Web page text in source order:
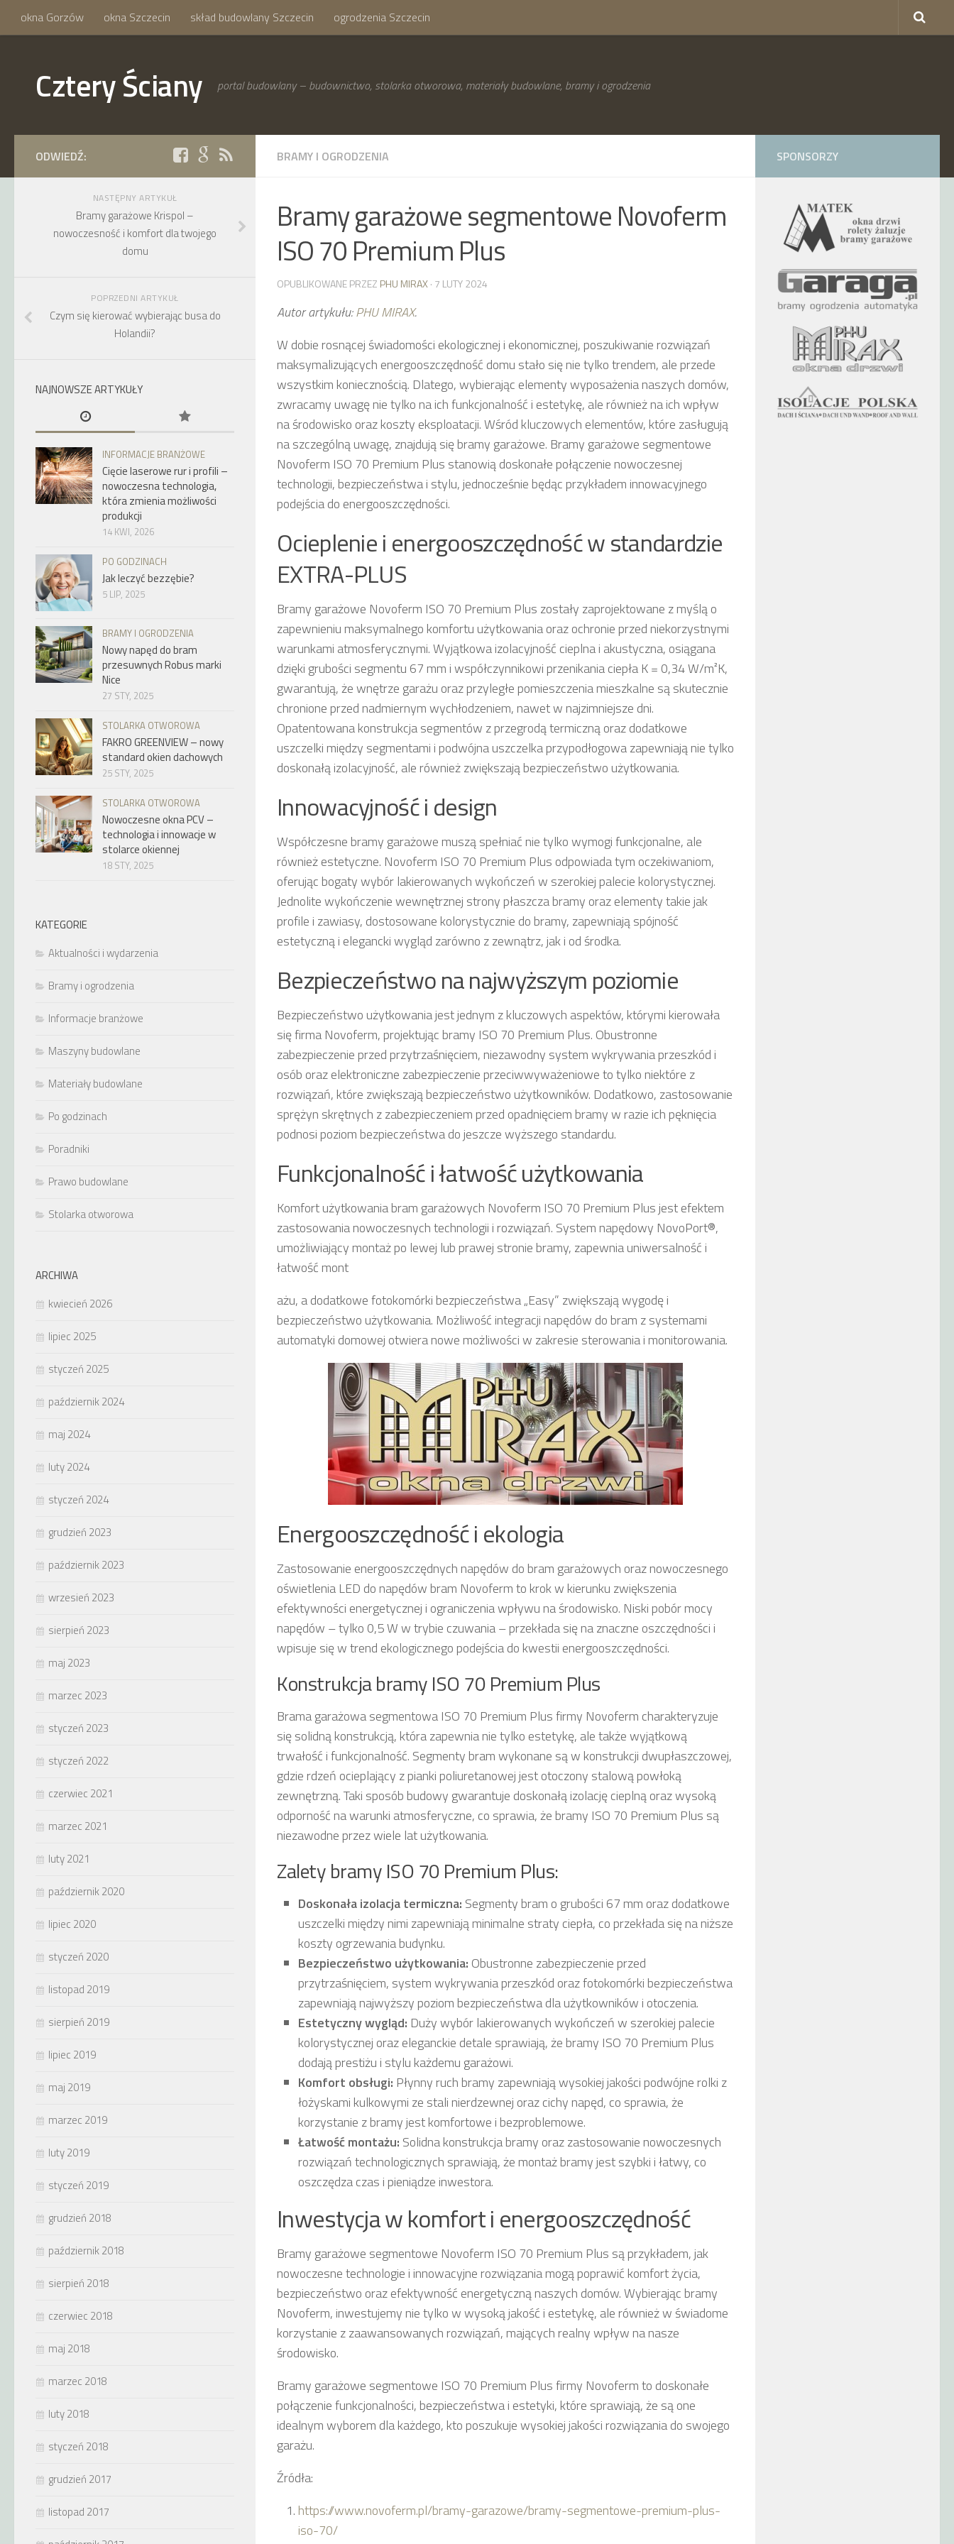
okna Gorzów okna Szczecin skład budowlany Szczecin ogrodzenia Szczecin
Cztery Ściany portal budowlany – budownictwo, stolarka otworowa, materiały budowlane, bramy i ogrodzenia
BRAMY I OGRODZENIA
Bramy garażowe segmentowe Novoferm
ISO 70 Premium Plus
OPUBLIKOWANE PRZEZ PHU MIRAX· 7 LUTY 2024
Autor artykułu:PHU MIRAX.
W dobie rosnącej świadomości ekologicznej i ekonomicznej, poszukiwanie rozwiązań
maksymalizujących energooszczędność domu stało się nie tylko trendem, ale przede
wszystkim koniecznością. Dlatego, wybierając elementy wyposażenia naszych domów,
zwracamy uwagę nie tylko na ich funkcjonalność i estetykę, ale również na ich wpływ
na środowisko oraz koszty eksploatacji. Wśród kluczowych elementów, które zasługują
na szczególną uwagę, znajdują się bramy garażowe. Bramy garażowe segmentowe
Novoferm ISO 70 Premium Plus stanowią doskonałe połączenie nowoczesnej
technologii, bezpieczeństwa i stylu, jednocześnie będąc przykładem innowacyjnego
podejścia do energooszczędności.
Ocieplenie i energooszczędność w standardzie
EXTRA-PLUS
Bramy garażowe Novoferm ISO 70 Premium Plus zostały zaprojektowane z myślą o
zapewnieniu maksymalnego komfortu użytkowania oraz ochronie przed niekorzystnymi
warunkami atmosferycznymi. Wyjątkowa izolacyjność cieplna i akustyczna, osiągana
dzięki grubości segmentu 67 mm i współczynnikowi przenikania ciepła K = 0,34 W/m²K,
gwarantują, że wnętrze garażu oraz przyległe pomieszczenia mieszkalne są skutecznie
chronione przed nadmiernym wychłodzeniem, nawet w najzimniejsze dni.
Opatentowana konstrukcja segmentów z przegrodą termiczną oraz dodatkowe
uszczelki między segmentami i podwójna uszczelka przypodłogowa zapewniają nie tylko
doskonałą izolacyjność, ale również zwiększają bezpieczeństwo użytkowania.
Innowacyjność i design
Współczesne bramy garażowe muszą spełniać nie tylko wymogi funkcjonalne, ale
również estetyczne. Novoferm ISO 70 Premium Plus odpowiada tym oczekiwaniom,
oferując bogaty wybór lakierowanych wykończeń w szerokiej palecie kolorystycznej.
Jednolite wykończenie wewnętrznej strony płaszcza bramy oraz elementy takie jak
profile i zawiasy, dostosowane kolorystycznie do bramy, zapewniają spójność
estetyczną i elegancki wygląd zarówno z zewnątrz, jak i od środka.
Bezpieczeństwo na najwyższym poziomie
Bezpieczeństwo użytkowania jest jednym z kluczowych aspektów, którymi kierowała
się firma Novoferm, projektując bramy ISO 70 Premium Plus. Obustronne
zabezpieczenie przed przytrzaśnięciem, niezawodny system wykrywania przeszkód i
osób oraz elektroniczne zabezpieczenie przeciwwyważeniowe to tylko niektóre z
rozwiązań, które zwiększają bezpieczeństwo użytkowników. Dodatkowo, zastosowanie
sprężyn skrętnych z zabezpieczeniem przed opadnięciem bramy w razie ich pęknięcia
podnosi poziom bezpieczeństwa do jeszcze wyższego standardu.
Funkcjonalność i łatwość użytkowania
Komfort użytkowania bram garażowych Novoferm ISO 70 Premium Plus jest efektem
zastosowania nowoczesnych technologii i rozwiązań. System napędowy NovoPort®,
umożliwiający montaż po lewej lub prawej stronie bramy, zapewnia uniwersalność i
łatwość mont
ażu, a dodatkowe fotokomórki bezpieczeństwa „Easy” zwiększają wygodę i
bezpieczeństwo użytkowania. Możliwość integracji napędów do bram z systemami
automatyki domowej otwiera nowe możliwości w zakresie sterowania i monitorowania.
Energooszczędność i ekologia
Zastosowanie energooszczędnych napędów do bram garażowych oraz nowoczesnego
oświetlenia LED do napędów bram Novoferm to krok w kierunku zwiększenia
efektywności energetycznej i ograniczenia wpływu na środowisko. Niski pobór mocy
napędów – tylko 0,5 W w trybie czuwania – przekłada się na znaczne oszczędności i
wpisuje się w trend ekologicznego podejścia do kwestii energooszczędności.
Konstrukcja bramy ISO 70 Premium Plus
Brama garażowa segmentowa ISO 70 Premium Plus firmy Novoferm charakteryzuje
się solidną konstrukcją, która zapewnia nie tylko estetykę, ale także wyjątkową
trwałość i funkcjonalność. Segmenty bram wykonane są w konstrukcji dwupłaszczowej,
gdzie rdzeń ocieplający z pianki poliuretanowej jest otoczony stalową powłoką
zewnętrzną. Taki sposób budowy gwarantuje doskonałą izolację cieplną oraz wysoką
odporność na warunki atmosferyczne, co sprawia, że bramy ISO 70 Premium Plus są
niezawodne przez wiele lat użytkowania.
Zalety bramy ISO 70 Premium Plus:
Doskonała izolacja termiczna: Segmenty bram o grubości 67 mm oraz dodatkowe
uszczelki między nimi zapewniają minimalne straty ciepła, co przekłada się na niższe
koszty ogrzewania budynku.
Bezpieczeństwo użytkowania: Obustronne zabezpieczenie przed
przytrzaśnięciem, system wykrywania przeszkód oraz fotokomórki bezpieczeństwa
zapewniają najwyższy poziom bezpieczeństwa dla użytkowników i otoczenia.
Estetyczny wygląd: Duży wybór lakierowanych wykończeń w szerokiej palecie
kolorystycznej oraz eleganckie detale sprawiają, że bramy ISO 70 Premium Plus
dodają prestiżu i stylu każdemu garażowi.
Komfort obsługi: Płynny ruch bramy zapewniają wysokiej jakości podwójne rolki z
łożyskami kulkowymi ze stali nierdzewnej oraz cichy napęd, co sprawia, że
korzystanie z bramy jest komfortowe i bezproblemowe.
Łatwość montażu: Solidna konstrukcja bramy oraz zastosowanie nowoczesnych
rozwiązań technologicznych sprawiają, że montaż bramy jest szybki i łatwy, co
oszczędza czas i pieniądze inwestora.
Inwestycja w komfort i energooszczędność
Bramy garażowe segmentowe Novoferm ISO 70 Premium Plus są przykładem, jak
nowoczesne technologie i innowacyjne rozwiązania mogą poprawić komfort życia,
bezpieczeństwo oraz efektywność energetyczną naszych domów. Wybierając bramy
Novoferm, inwestujemy nie tylko w wysoką jakość i estetykę, ale również w świadome
korzystanie z zaawansowanych rozwiązań, mających realny wpływ na nasze
środowisko.
Bramy garażowe segmentowe ISO 70 Premium Plus firmy Novoferm to doskonałe
połączenie funkcjonalności, bezpieczeństwa i estetyki, które sprawiają, że są one
idealnym wyborem dla każdego, kto poszukuje wysokiej jakości rozwiązania do swojego
garażu.
Źródła:
https://www.novoferm.pl/bramy-garazowe/bramy-segmentowe-premium-plus-
iso-70/
ODWIEDŹ:
NASTĘPNY ARTYKUŁ
Bramy garażowe Krispol –
nowoczesność i komfort dla twojego
domu
POPRZEDNI ARTYKUŁ
Czym się kierować wybierając busa do
Holandii?
NAJNOWSZE ARTYKUŁY
INFORMACJE BRANŻOWE
Cięcie laserowe rur i profili –
nowoczesna technologia,
która zmienia możliwości
produkcji
14 KWI, 2026
PO GODZINACH
Jak leczyć bezzębie?
5 LIP, 2025
BRAMY I OGRODZENIA
Nowy napęd do bram
przesuwnych Robus marki
Nice
27 STY, 2025
STOLARKA OTWOROWA
FAKRO GREENVIEW – nowy
standard okien dachowych
25 STY, 2025
STOLARKA OTWOROWA
Nowoczesne okna PCV –
technologia i innowacje w
stolarce okiennej
18 STY, 2025
KATEGORIE
Aktualności i wydarzenia
Bramy i ogrodzenia
Informacje branżowe
Maszyny budowlane
Materiały budowlane
Po godzinach
Poradniki
Prawo budowlane
Stolarka otworowa
ARCHIWA
kwiecień 2026
lipiec 2025
styczeń 2025
październik 2024
maj 2024
luty 2024
styczeń 2024
grudzień 2023
październik 2023
wrzesień 2023
sierpień 2023
maj 2023
marzec 2023
styczeń 2023
styczeń 2022
czerwiec 2021
marzec 2021
luty 2021
październik 2020
lipiec 2020
styczeń 2020
listopad 2019
sierpień 2019
lipiec 2019
maj 2019
marzec 2019
luty 2019
styczeń 2019
grudzień 2018
październik 2018
sierpień 2018
czerwiec 2018
maj 2018
marzec 2018
luty 2018
styczeń 2018
grudzień 2017
listopad 2017
SPONSORZY